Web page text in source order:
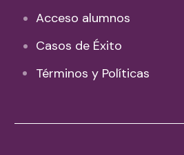
Acceso alumnos
Casos de Éxito
Términos y Políticas